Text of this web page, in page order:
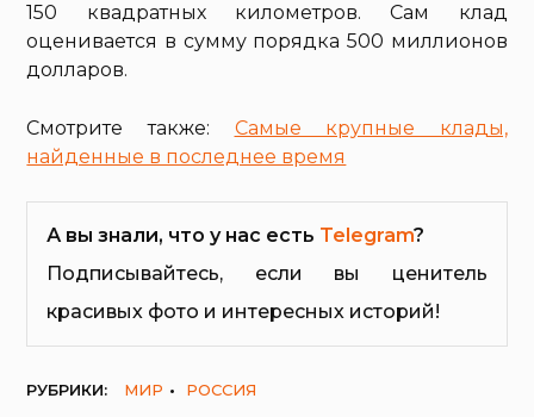
150 квадратных километров. Сам клад
оценивается в сумму порядка 500 миллионов
долларов.
Смотрите также: Самые крупные клады,
найденные в последнее время
А вы знали, что у нас есть Telegram?
Подписывайтесь, если вы ценитель
красивых фото и интересных историй!
РУБРИКИ: МИР
РОССИЯ